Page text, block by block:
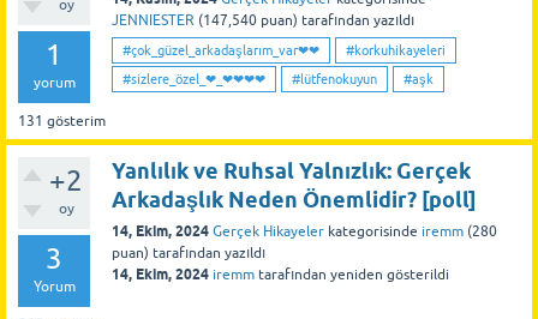
oy
1
yorum
131 gösterim
JENNIESTER (147,540 puan) tarafından yazıldı
#çok_güzel_arkadaşlarım_var❤❤
#korkuhikayeleri
#sizlere_özel_❤_❤❤❤❤
#lütfenokuyun #aşk
+2
oy
3
Yorum
Yanlılık ve Ruhsal Yalnızlık: Gerçek
Arkadaşlık Neden Önemlidir? [poll]
14, Ekim, 2024 Gerçek Hikayeler kategorisinde iremm (280
puan) tarafından yazıldı
14, Ekim, 2024 iremm tarafından yeniden gösterildi